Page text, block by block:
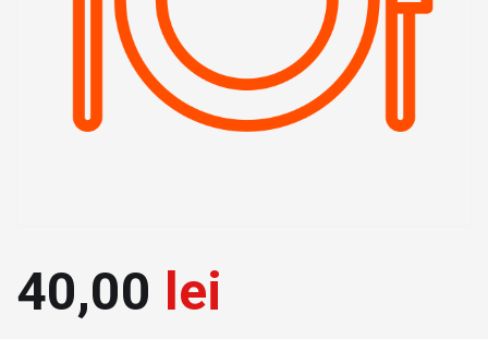
40,00 lei